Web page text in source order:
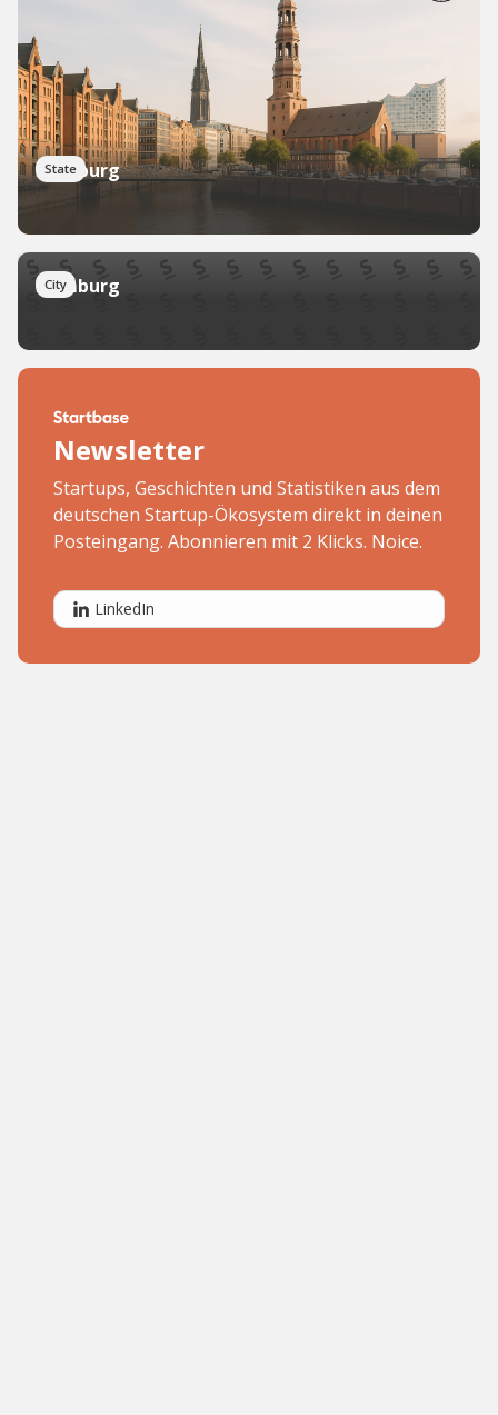
State
Hamburg
City
Hamburg
Newsletter
Startups, Geschichten und Statistiken aus dem
deutschen Startup-Ökosystem direkt in deinen
Posteingang. Abonnieren mit 2 Klicks. Noice.
LinkedIn